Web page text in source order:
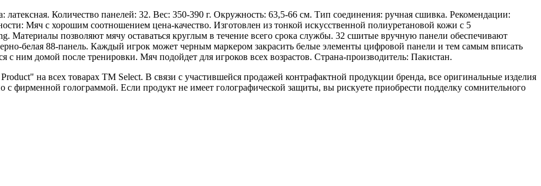
Количество панелей: 32. Вес: 350-390 г. Окружность: 63,5-66 см. Тип соединения: ручная сшивка. Рекомендации:
Мяч с хорошим соотношением цена-качество. Изготовлен из тонкой искусственной полиуретановой кожи с 5
Материалы позволяют мячу оставаться круглым в течение всего срока службы. 32 сшитые вручную панели обеспечивают
белая 88-панель. Каждый игрок может черным маркером закрасить белые элементы цифровой панели и тем самым вписать
с ним домой после тренировки. Мяч подойдет для игроков всех возрастов. Страна-производитель: Пакистан.
на всех товарах ТМ Select. В связи с участившейся продажей контрафактной продукции бренда, все оригинальные изделия
с фирменной голограммой. Если продукт не имеет голографической защиты, вы рискуете приобрести подделку сомнительного